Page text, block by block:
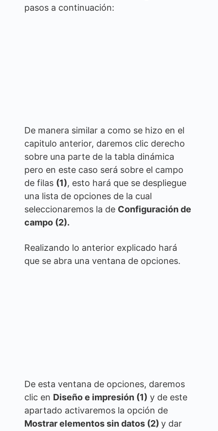
pasos a continuación:
De manera similar a como se hizo en el
capitulo anterior, daremos clic derecho
sobre una parte de la tabla dinámica
pero en este caso será sobre el campo
de filas (1), esto hará que se despliegue
una lista de opciones de la cual
seleccionaremos la de Configuración de
campo (2).
Realizando lo anterior explicado hará
que se abra una ventana de opciones.
De esta ventana de opciones, daremos
clic en Diseño e impresión (1) y de este
apartado activaremos la opción de
Mostrar elementos sin datos (2) y dar